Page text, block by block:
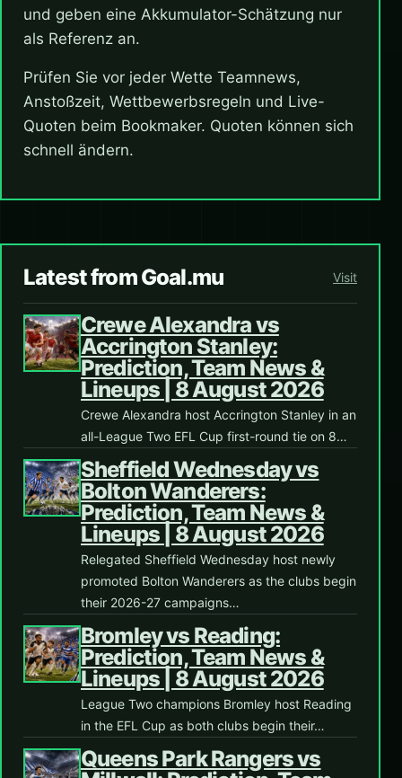
und geben eine Akkumulator-Schätzung nur
als Referenz an.
Prüfen Sie vor jeder Wette Teamnews,
Anstoßzeit, Wettbewerbsregeln und Live-
Quoten beim Bookmaker. Quoten können sich
schnell ändern.
Latest from Goal.mu Visit
Crewe Alexandra vs
Accrington Stanley:
Prediction, Team News &
Lineups | 8 August 2026
Crewe Alexandra host Accrington Stanley in an
all-League Two EFL Cup first-round tie on 8…
Sheffield Wednesday vs
Bolton Wanderers:
Prediction, Team News &
Lineups | 8 August 2026
Relegated Sheffield Wednesday host newly
promoted Bolton Wanderers as the clubs begin
their 2026-27 campaigns…
Bromley vs Reading:
Prediction, Team News &
Lineups | 8 August 2026
League Two champions Bromley host Reading
in the EFL Cup as both clubs begin their…
Queens Park Rangers vs